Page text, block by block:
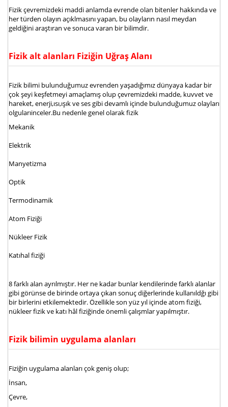
Fizik çevremizdeki maddi anlamda evrende olan bitenler hakkında ve
her türden olayın açıklmasını yapan, bu olayların nasıl meydan
geldiğini araştıran ve sonuca varan bir bilimdir.
Fizik alt alanları Fiziğin Uğraş Alanı
Fizik bilimi bulunduğumuz evrenden yaşadığımız dünyaya kadar bir
çok şeyi keşfetmeyi amaçlamış olup çevremizdeki madde, kuvvet ve
hareket, enerji,ısı,ışık ve ses gibi devamlı içinde bulunduğumuz olayları
olgularıinceler.Bu nedenle genel olarak fizik
Mekanik
Elektrik
Manyetizma
Optik
Termodinamik
Atom Fiziği
Nükleer Fizik
Katıhal fiziği
8 farklı alan ayrılmıştır. Her ne kadar bunlar kendilerinde farklı alanlar
gibi görünse de birinde ortaya çıkan sonuç diğerlerinde kullanıldğı gibi
bir birlerini etkilemektedir. Özellikle son yüz yıl içinde atom fiziği,
nükleer fizik ve katı hâl fiziğinde önemli çalışmlar yapılmıştır.
Fizik bilimin uygulama alanları
Fiziğin uygulama alanları çok geniş olup;
İnsan,
Çevre,